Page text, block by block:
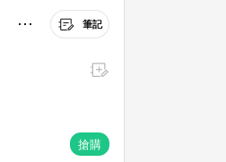
筆記
搶購